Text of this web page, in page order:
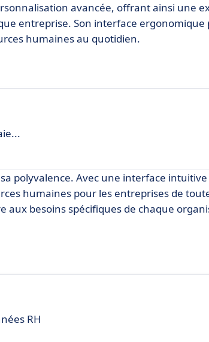
avancée, offrant ainsi une
entreprise. Son interface
humaines au quotidien.
polyvalence. Avec une interface
humaines pour les entreprises de
besoins spécifiques de chaque
RH